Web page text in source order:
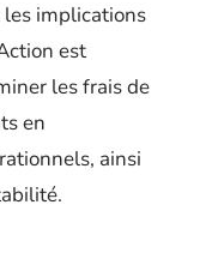
implications
est
les frais de
en
ainsi